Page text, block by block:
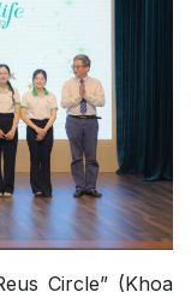
Circle” (Khoa